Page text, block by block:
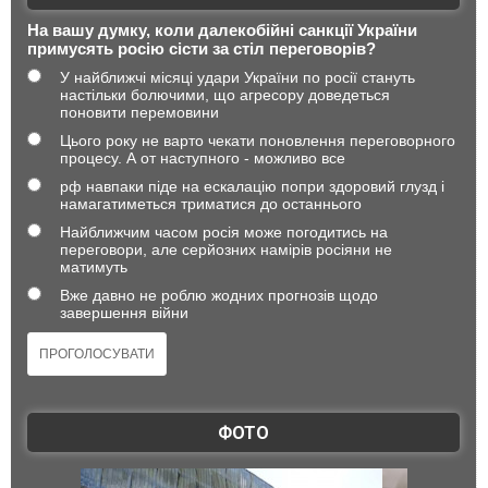
На вашу думку, коли далекобійні санкції України
примусять росію сісти за стіл переговорів?
У найближчі місяці удари України по росії стануть
настільки болючими, що агресору доведеться
поновити перемовини
Цього року не варто чекати поновлення переговорного
процесу. А от наступного - можливо все
рф навпаки піде на ескалацію попри здоровий глузд і
намагатиметься триматися до останнього
Найближчим часом росія може погодитись на
переговори, але серйозних намірів росіяни не
матимуть
Вже давно не роблю жодних прогнозів щодо
завершення війни
ФОТО